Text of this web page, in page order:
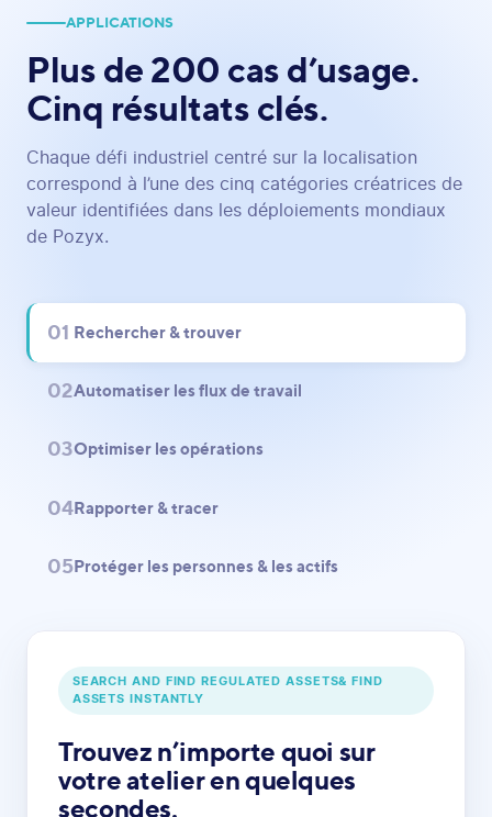
APPLICATIONS
Plus de 200 cas d’usage.
Cinq résultats clés.
Chaque défi industriel centré sur la localisation
correspond à l’une des cinq catégories créatrices de
valeur identifiées dans les déploiements mondiaux
de Pozyx.
01 Rechercher & trouver
02Automatiser les flux de travail
03Optimiser les opérations
04Rapporter & tracer
05Protéger les personnes & les actifs
SEARCH AND FIND REGULATED ASSETS& FIND
ASSETS INSTANTLY
Trouvez n’importe quoi sur
votre atelier en quelques
secondes.